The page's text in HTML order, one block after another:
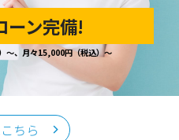
ーン完備!
～、月々15,000円（税込）～
ちら